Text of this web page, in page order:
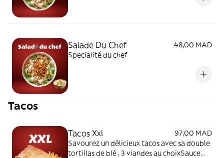
Salade Du Chef
48,00 MAD
Specialité du chef
Tacos
Tacos Xxl
97,00 MAD
Savourez un délicieux tacos avec sa double
tortillas de blé , 3 viandes au choixSauce